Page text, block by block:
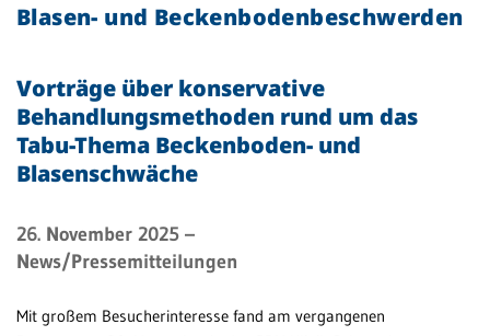
Themenseiten
Patientenportal
Karriere
Eberbach
Blasen- und Beckenbodenbeschwerden
Vorträge über konservative
Behandlungsmethoden rund um das
Tabu-Thema Beckenboden- und
Blasenschwäche
26. November 2025 –
News/Pressemitteilungen
Mit großem Besucherinteresse fand am vergangenen